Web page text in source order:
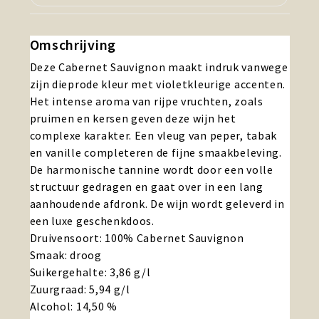
Omschrijving
Deze Cabernet Sauvignon maakt indruk vanwege
zijn dieprode kleur met violetkleurige accenten.
Het intense aroma van rijpe vruchten, zoals
pruimen en kersen geven deze wijn het
complexe karakter. Een vleug van peper, tabak
en vanille completeren de fijne smaakbeleving.
De harmonische tannine wordt door een volle
structuur gedragen en gaat over in een lang
aanhoudende afdronk. De wijn wordt geleverd in
een luxe geschenkdoos.
Druivensoort: 100% Cabernet Sauvignon
Smaak: droog
Suikergehalte: 3,86 g/l
Zuurgraad: 5,94 g/l
Alcohol: 14,50 %